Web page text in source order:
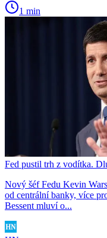
1 min
Fed pustil trh z vodítka.
Nový šéf Fedu Kevin
od centrální banky, více
Bessent mluví o...